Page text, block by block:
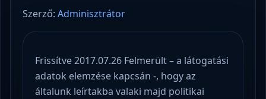
Szerző: Adminisztrátor
Frissítve 2017.07.26 Felmerült – a látogatási
adatok elemzése kapcsán -, hogy az
általunk leírtakba valaki majd politikai